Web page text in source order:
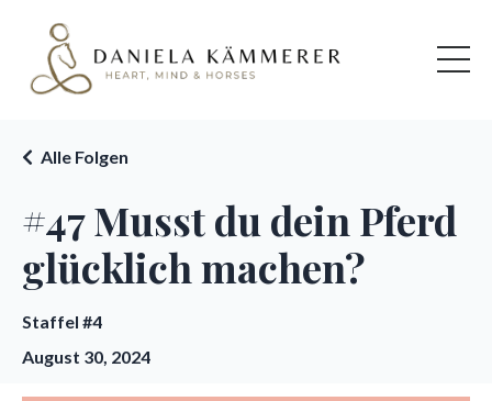
#47 Musst du dein Pferd
glücklich machen?
Alle Folgen
Staffel #4
August 30, 2024